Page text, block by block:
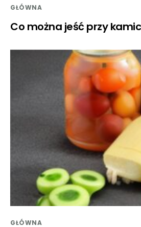
GŁÓWNA
Co można jeść przy
GŁÓWNA